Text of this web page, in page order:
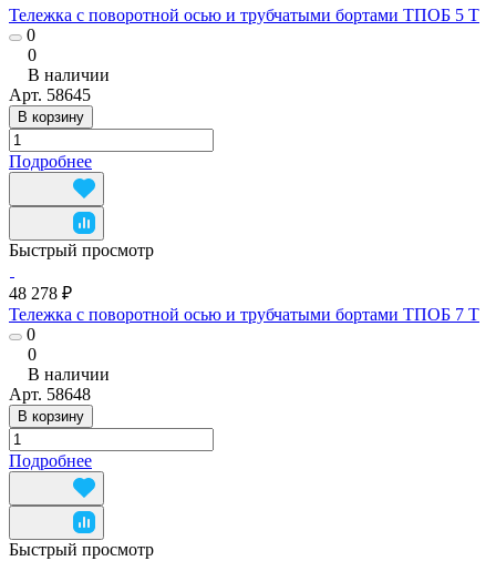
Тележка с поворотной осью и трубчатыми бортами ТПОБ 5 Т
0
0
В наличии
Арт. 58645
В корзину
Подробнее
Быстрый просмотр
48 278 ₽
Тележка с поворотной осью и трубчатыми бортами ТПОБ 7 Т
0
0
В наличии
Арт. 58648
В корзину
Подробнее
Быстрый просмотр